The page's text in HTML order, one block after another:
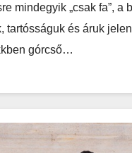
mindegyik „csak fa”, a
tartósságuk és áruk
górcső…